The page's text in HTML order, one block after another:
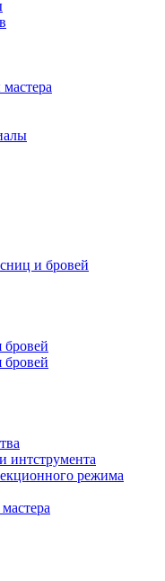
и бровей
бровей
бровей
интструмента
режима